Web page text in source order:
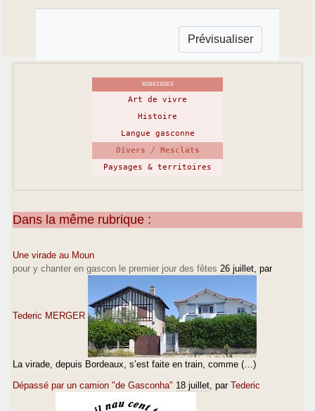
RUBRIQUES
Art de vivre
Histoire
Langue gasconne
Divers / Mesclats
Paysages & territoires
Dans la même rubrique :
Une virade au Moun
pour y chanter en gascon le premier jour des fêtes 26 juillet , par
Tederic MERGER
La virade, depuis Bordeaux, s’est faite en train, comme (…)
Dépassé par un camion "de Gasconha" 18 juillet , par Tederic